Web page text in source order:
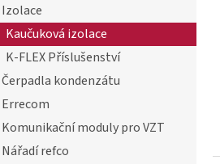
Izolace
Kaučuková izolace
K-FLEX Příslušenství
Čerpadla kondenzátu
Errecom
Komunikační moduly pro VZT
Nářadí refco